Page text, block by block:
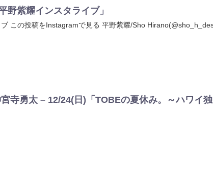
野紫耀インスタライブ」
この投稿をInstagramで見る 平野紫耀/Sho
寺勇太 – 12/24(日)「TOBEの夏休み。～ハワイ独